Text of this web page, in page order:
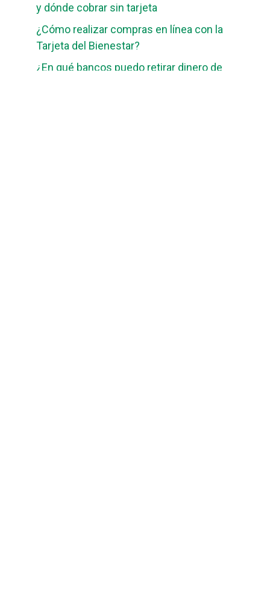
y dónde cobrar sin tarjeta
¿Cómo realizar compras en línea con la
Tarjeta del Bienestar?
¿En qué bancos puedo retirar dinero de